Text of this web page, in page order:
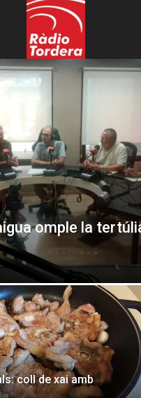
omple la
coll de xai amb